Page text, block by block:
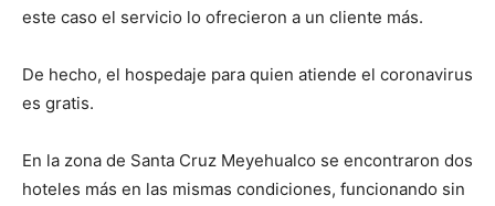
este caso el servicio lo ofrecieron a un cliente más.
De hecho, el hospedaje para quien atiende el coronavirus
es gratis.
En la zona de Santa Cruz Meyehualco se encontraron dos
hoteles más en las mismas condiciones, funcionando sin